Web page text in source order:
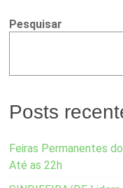
Pesquisar
Posts
Feiras Permanentes
Até as 22h